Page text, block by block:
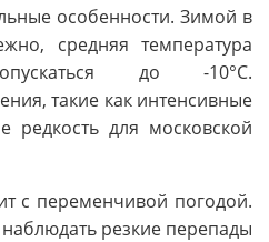
особенности. Зимой в
средняя температура
до -10°C.
такие как интенсивные
редкость для московской
с переменчивой погодой.
резкие перепады